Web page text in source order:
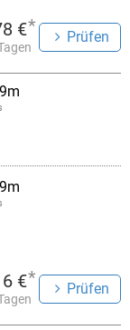
€*
Prüfen
€*
Prüfen